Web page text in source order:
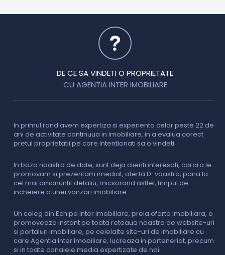
DE CE SA VINDETI O PROPRIETATE
CU AGENTIA INTER IMOBILIARE
In primul rand avem expertiza si experienta celor peste 22 de
ani de activitate continuua in imobiliare, in a evalua corect
pretul proprietatii pe care intentionati sa o vindeti.
In baza noastra de date, sunt deja clienti interesati, carora le
promovam si prezentam imediat, oferta D-voastra, pana la
cel mai amanuntit detaliu, micsorand astfel, timpul de
incheiere a unei vanzari imobiliare.
Un coleg din Echipa Inter Imobiliare, preia oferta imobiliara, o
promoveaza instant pe toata reteaua noastra de website-uri
si portaluri imobiliare, pe celelalte site-uri de imobiliare cu
care Agentia Inter Imobiliare, lucreaza in parteneriat, precum
si in toate canalele media expertizate de noi.